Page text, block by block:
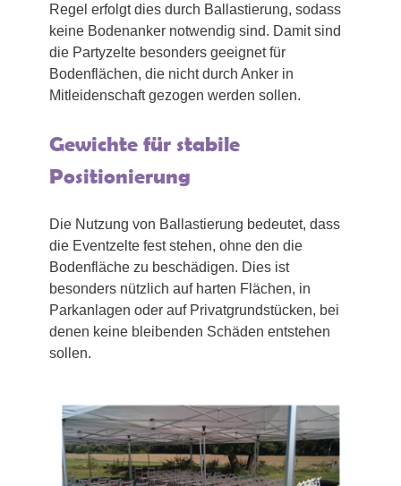
Regel erfolgt dies durch Ballastierung, sodass
keine Bodenanker notwendig sind. Damit sind
die Partyzelte besonders geeignet für
Bodenflächen, die nicht durch Anker in
Mitleidenschaft gezogen werden sollen.
Gewichte für stabile
Positionierung
Die Nutzung von Ballastierung bedeutet, dass
die Eventzelte fest stehen, ohne den die
Bodenfläche zu beschädigen. Dies ist
besonders nützlich auf harten Flächen, in
Parkanlagen oder auf Privatgrundstücken, bei
denen keine bleibenden Schäden entstehen
sollen.